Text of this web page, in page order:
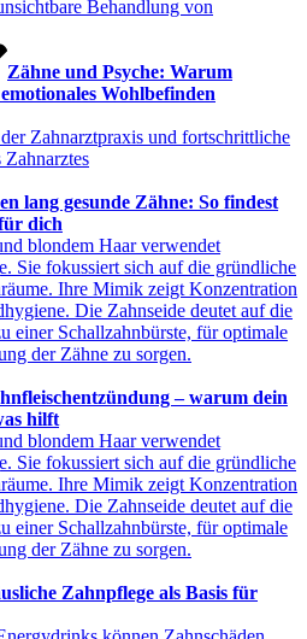
Zähne und Psyche: Warum
Wohlbefinden
lang gesunde Zähne: So findest
dich
– warum dein
hilft
Zahnpflege als Basis für